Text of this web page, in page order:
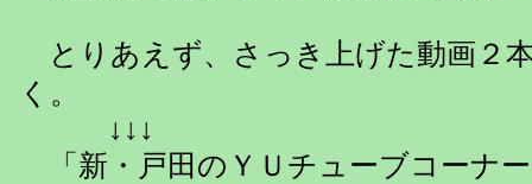
とりあえず、さっき上げた動画２
く。
↓↓↓
「新・戸田のＹＵチューブコーナ